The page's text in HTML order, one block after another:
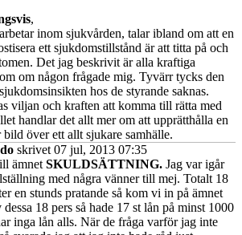
,
inom sjukvården, talar ibland om att en
ett sjukdomstillstånd är att titta på och
Det jag beskrivit är alla kraftiga
om någon frågade mig. Tyvärr tycks den
hos de styrande saknas.
viljan och kraften att komma till rätta med
handlar det allt mer om att upprätthålla en
bild över ett allt sjukare samhälle.
skrivet 07 jul, 2013 07:35
ämnet SKULDSÄTTNING. Jag var igår
med några vänner till mej. Totalt 18
en stunds pratande så kom vi in på ämnet
18 pers så hade 17 st lån på minst 1000
inga lån alls. När de fråga varför jag inte